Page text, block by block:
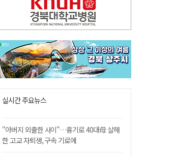
실시간 주요뉴스
"아버지 외출한 사이"…흉기로 40대母 살해
한 고교 자퇴생, 구속 기로에